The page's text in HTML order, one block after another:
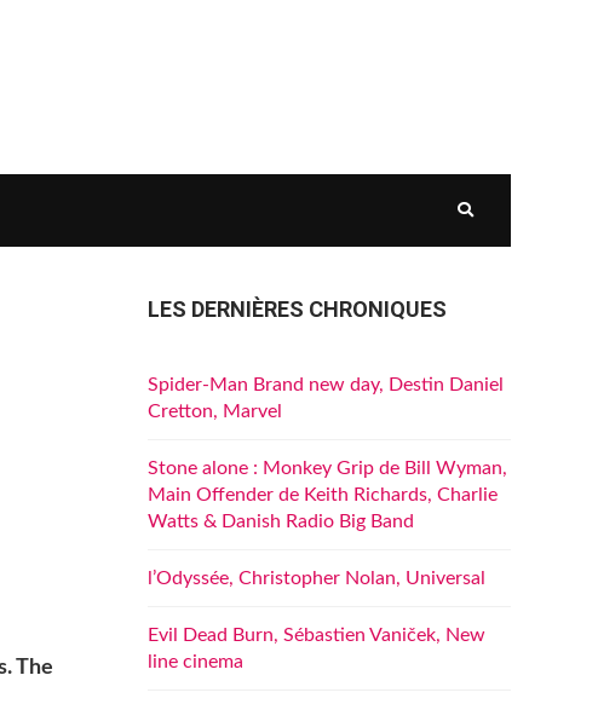
The
LES DERNIÈRES CHRONIQUES
Spider-Man Brand new day, Destin Daniel
Cretton, Marvel
Stone alone : Monkey Grip de Bill Wyman,
Main Offender de Keith Richards, Charlie
Watts & Danish Radio Big Band
l’Odyssée, Christopher Nolan, Universal
Evil Dead Burn, Sébastien Vaniček, New
line cinema